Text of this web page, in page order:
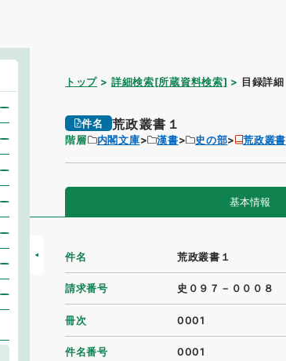
トップ 詳細検索[所蔵資料検索] 目録詳細
件名 荒政叢書１
階層 内閣文庫 漢書 史の部 荒政叢書
基本情報
件名 荒政叢書１
請求番号 史０９７－０００８
冊次 0001
件名番号 0001